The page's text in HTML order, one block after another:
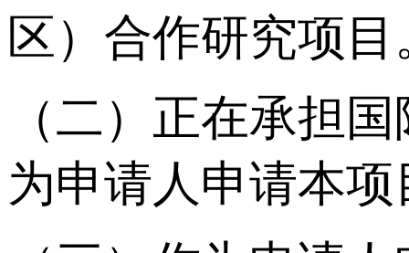
区）合作研究项目
（二）正在承担
为申请人申请本项